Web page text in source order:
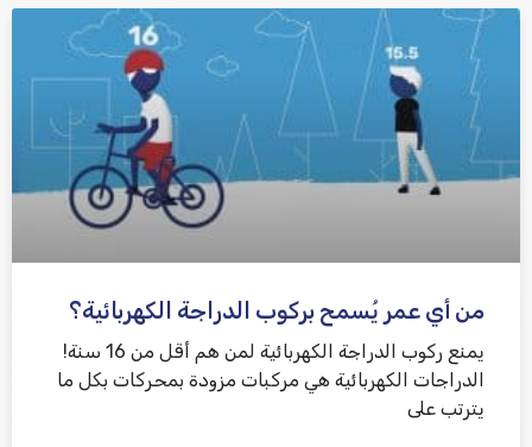
من أي عمر يُسمح بركوب الدراجة الكهربائية؟
يمنع ركوب الدراجة الكهربائية لمن هم أقل من 16 سنة!
الدراجات الكهربائية هي مركبات مزودة بمحركات بكل ما
يترتب على